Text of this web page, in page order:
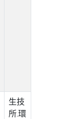
生技
所.環